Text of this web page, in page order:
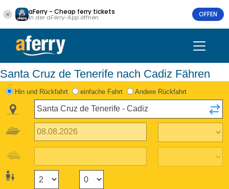
aFerry - Cheap ferry tickets
In der aFerry-App öffnen OFFEN
Santa Cruz de Tenerife nach Cadiz Fähren
Hin und Rückfahrt einfache Fahrt Andere Rückfahrt